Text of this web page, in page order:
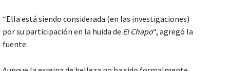
“Ella está siendo considerada (en las investigaciones)
por su participación en la huida de El Chapo“, agregó la
fuente.